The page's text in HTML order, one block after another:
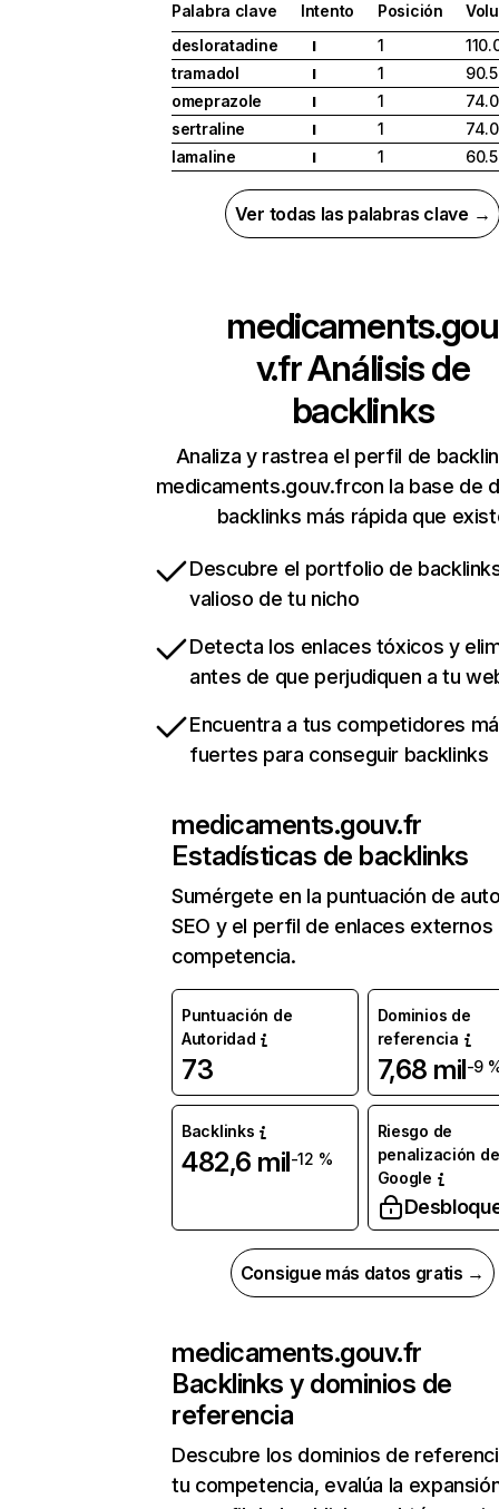
Palabra clave Intento Posición
desloratadine
I 1
tramadol
I 1
omeprazole
I 1
sertraline
I 1
lamaline
I 1
Ver todas las palabras clave →
medicaments.gou
v.frAnálisis de
backlinks
Analiza y rastrea el perfil de
medicaments.gouv.frcon la base de
backlinks más rápida que
Descubre el portfolio de
valioso de tu nicho
Detecta los enlaces tóxicos y
antes de que perjudiquen a tu
Encuentra a tus competidores
fuertes para conseguir backlinks
medicaments.gouv.fr
Estadísticas de backlinks
Sumérgete en la puntuación de
SEO y el perfil de enlaces externos
competencia.
Puntuación de
Autoridad
73
Dominios de
referencia
7,68 mil-9
Backlinks
482,6 mil-12 %
Riesgo de
penalización de
Google
Consigue más datos gratis →
medicaments.gouv.fr
Backlinks y dominios de
referencia
Descubre los dominios de
tu competencia, evalúa la